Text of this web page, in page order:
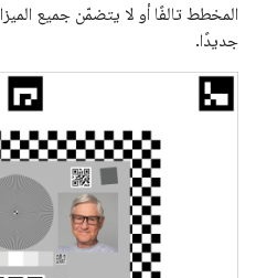
المخطط تالفًا أو لا يتضمّن جميع
جديدًا.